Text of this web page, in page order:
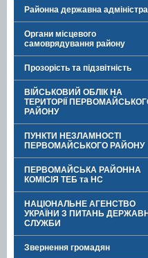
Районна державна
Органи місцевого
самоврядування району
Прозорість та підзвітність
ВІЙСЬКОВИЙ ОБЛІК НА
ТЕРИТОРІЇ
РАЙОНУ
ПУНКТИ НЕЗЛАМНОСТІ
ПЕРВОМАЙСЬКОГО РАЙОНУ
ПЕРВОМАЙСЬКА РАЙОННА
КОМІСІЯ ТЕБ та НС
НАЦІОНАЛЬНЕ АГЕНСТВО
УКРАЇНИ З ПИТАНЬ
СЛУЖБИ
Звернення громадян